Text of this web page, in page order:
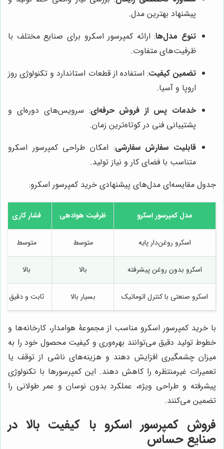
پیشنهاد بهترین مدل.
تنوع مدل‌ها: ارائه کمپرسور اسکرو برای صنایع مختلف با
ظرفیت‌های متفاوت.
تضمین کیفیت: استفاده از قطعات استاندارد و تکنولوژی روز
اروپا و آسیا.
خدمات پس از فروش حرفه‌ای: سرویس‌های دوره‌ای و
پشتیبانی فنی در کوتاه‌ترین زمان.
قابلیت سفارش سفارشی: امکان طراحی کمپرسور اسکرو
متناسب با فضای کار و نیاز تولید.
جدول مقایسه‌ای مدل‌های پیشنهادی خرید کمپرسور اسکرو:
مدل کمپرسور اسکرو ظرفیت هوادهی فشار کاری
اسکرو روغن‌دار پایه متوسط متوسط
اسکرو بدون روغن پیشرفته بالا بالا
اسکرو صنعتی با کنترل اتوماتیک بسیار بالا ثابت و دقیق
با خرید کمپرسور اسکرو مناسب از مجموعۀ هوامدار، کارخانه‌ها و
خطوط تولید دقیق می‌توانند بهره‌وری و کیفیت محصول خود را به
میزان چشمگیری افزایش دهند و هزینه‌های ناشی از توقف یا
تعمیرات غیرمنتظره را کاهش دهند. این کمپرسورها با تکنولوژی
پیشرفته و طراحی ویژه، عملکرد بدون نوسان و عمر طولانی را
تضمین می‌کنند.
فروش کمپرسور اسکرو با کیفیت بالا در
صنایع حساس